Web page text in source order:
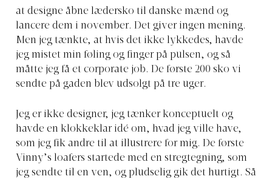
at designe åbne lædersko til danske mænd og
lancere dem i november. Det giver ingen mening.
Men jeg tænkte, at hvis det ikke lykkedes, havde
jeg mistet min føling og finger på pulsen, og så
måtte jeg få et corporate job. De første 200 sko vi
sendte på gaden blev udsolgt på tre uger.
Jeg er ikke designer, jeg tænker konceptuelt og
havde en klokkeklar idé om, hvad jeg ville have,
som jeg fik andre til at illustrere for mig. De første
Vinny’s loafers startede med en stregtegning, som
jeg sendte til en ven, og pludselig gik det hurtigt. Så